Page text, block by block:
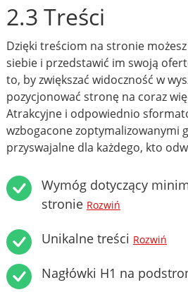
2.3 Treści
Dzięki treściom na stronie
siebie i przedstawić im swoją
to, by zwiększać widoczność w
pozycjonować stronę na coraz
Atrakcyjne i odpowiednio
wzbogacone zoptymalizowanymi
przyswajalne dla każdego, kto
Wymóg dotyczący
stronie Rozwiń
Unikalne treści Rozwiń
Nagłówki H1 na